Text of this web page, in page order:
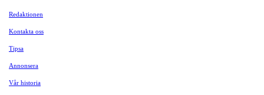
Redaktionen
Kontakta oss
Tipsa
Annonsera
Vår historia